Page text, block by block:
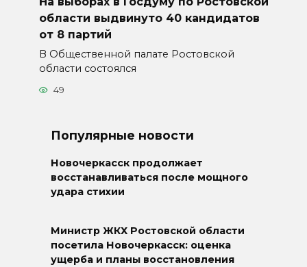
области выдвинуто 40 кандидатов
от 8 партий
В Общественной палате Ростовской
области состоялся
49
Популярные новости
Новочеркасск продолжает
восстанавливаться после мощного
удара стихии
Министр ЖКХ Ростовской области
посетила Новочеркасск: оценка
ущерба и планы восстановления